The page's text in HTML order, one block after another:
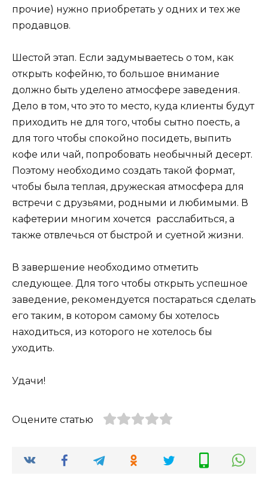
прочие) нужно приобретать у одних и тех же
продавцов.
Шестой этап. Если задумываетесь о том, как
открыть кофейню, то большое внимание
должно быть уделено атмосфере заведения.
Дело в том, что это то место, куда клиенты будут
приходить не для того, чтобы сытно поесть, а
для того чтобы спокойно посидеть, выпить
кофе или чай, попробовать необычный десерт.
Поэтому необходимо создать такой формат,
чтобы была теплая, дружеская атмосфера для
встречи с друзьями, родными и любимыми. В
кафетерии многим хочется расслабиться, а
также отвлечься от быстрой и суетной жизни.
В завершение необходимо отметить
следующее. Для того чтобы открыть успешное
заведение, рекомендуется постараться сделать
его таким, в котором самому бы хотелось
находиться, из которого не хотелось бы
уходить.
Удачи!
Оцените статью